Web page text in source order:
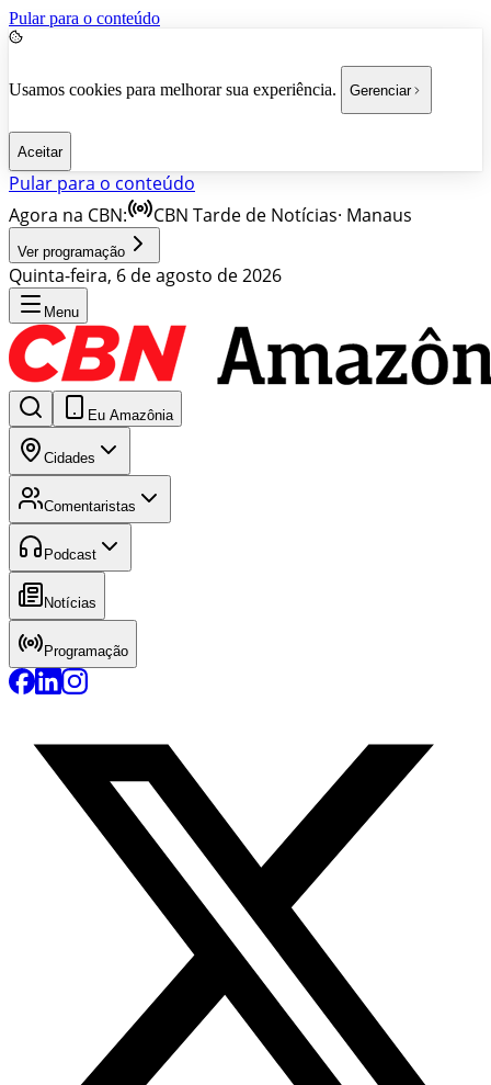
Pular para o conteúdo
Usamos cookies para melhorar sua experiência. Gerenciar
Aceitar
Pular para o conteúdo
Agora na CBN:
CBN Tarde de Notícias· Manaus
Ver programação
Quinta-feira, 6 de agosto de 2026
Menu
Eu Amazônia
Cidades
Comentaristas
Podcast
Notícias
Programação